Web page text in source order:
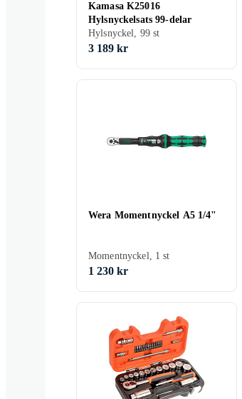
Kamasa K25016
Hylsnyckelsats 99-delar
Hylsnyckel, 99 st
3 189 kr
Wera Momentnyckel A5 1/4"
Momentnyckel, 1 st
1 230 kr